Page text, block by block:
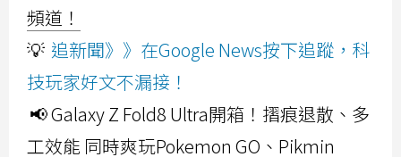
頻道！
💡 追新聞》》在Google News按下追蹤，科
技玩家好文不漏接！
📢 Galaxy Z Fold8 Ultra開箱！摺痕退散、多
工效能 同時爽玩Pokemon GO、Pikmin